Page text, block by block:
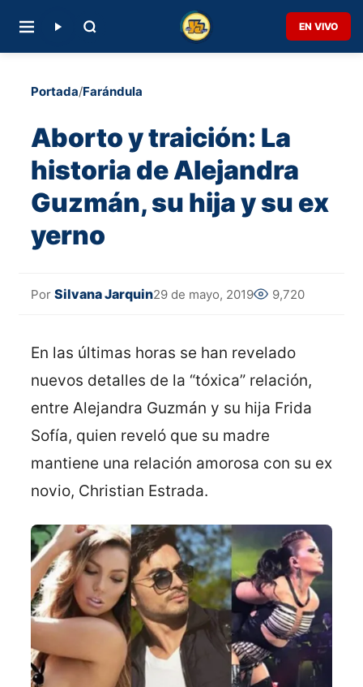
EN VIVO
Portada/Farándula
Aborto y traición: La
historia de Alejandra
Guzmán, su hija y su ex
yerno
Por Silvana Jarquin29 de mayo, 2019 9,720
En las últimas horas se han revelado
nuevos detalles de la “tóxica” relación,
entre Alejandra Guzmán y su hija Frida
Sofía, quien reveló que su madre
mantiene una relación amorosa con su ex
novio, Christian Estrada.